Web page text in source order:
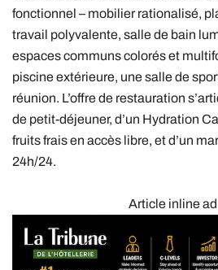
fonctionnel – mobilier rationalisé,
travail polyvalente, salle de bain
espaces communs colorés et
piscine extérieure, une salle de
réunion. L’offre de restauration
de petit-déjeuner, d’un Hydration
fruits frais en accès libre, et d’un
24h/24.
Article inline ad